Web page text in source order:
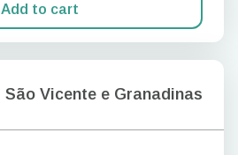
Add to cart
São Vicente e Granadinas